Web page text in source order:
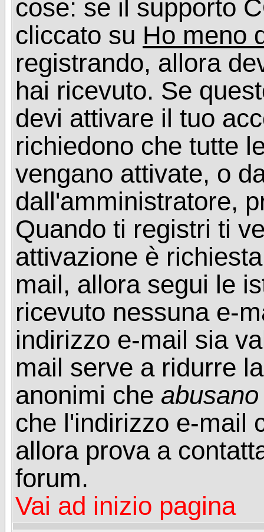
cose: se il supporto
cliccato su Ho meno
registrando, allora
hai ricevuto. Se
devi attivare il tuo
richiedono che tutte
vengano attivate, o
dall'amministratore,
Quando ti registri ti
attivazione è
mail, allora segui le
ricevuto nessuna e-
indirizzo e-mail sia
mail serve a ridurre
anonimi che abusano
che l'indirizzo e-mail
allora prova a
forum.
Vai ad inizio pagina